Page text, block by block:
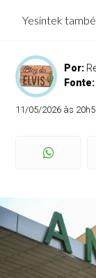
Yesintek
Por:
11/05/2026 às